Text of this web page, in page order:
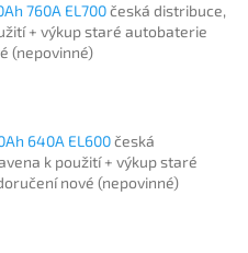
760A EL700česká distribuce,
+ výkup staré autobaterie
(nepovinné)
640A EL600česká
k použití + výkup staré
nové (nepovinné)